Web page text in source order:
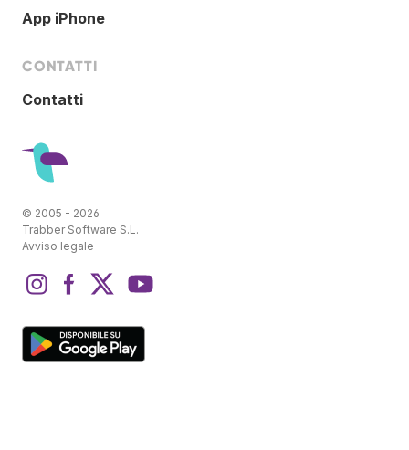
App iPhone
CONTATTI
Contatti
© 2005 - 2026
Trabber Software S.L.
Avviso legale